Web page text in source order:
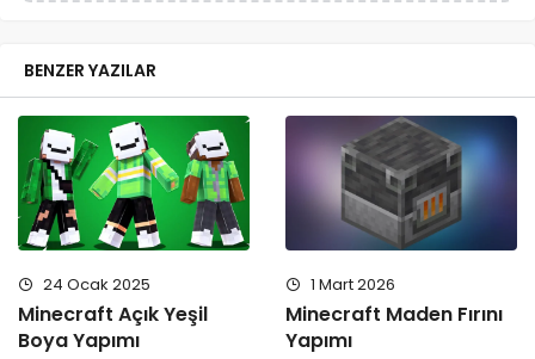
BENZER YAZILAR
24 Ocak 2025
Minecraft Açık Yeşil
Boya Yapımı
1 Mart 2026
Minecraft Maden Fırını
Yapımı